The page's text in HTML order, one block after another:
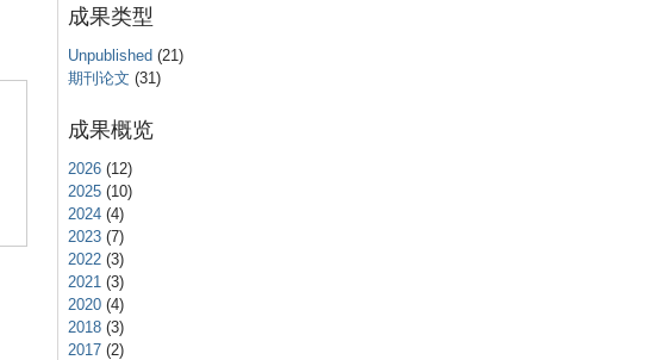
成果类型
Unpublished (21)
期刊论文 (31)
成果概览
2026 (12)
2025 (10)
2024 (4)
2023 (7)
2022 (3)
2021 (3)
2020 (4)
2018 (3)
2017 (2)